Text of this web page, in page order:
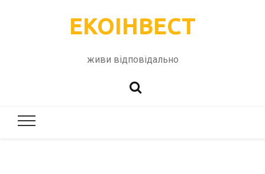
ЕКОІНВЕСТ
живи відповідально